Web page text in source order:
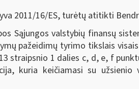
2011/16/ES, turėtų atitikti
Sąjungos valstybių finansų
pažeidimų tyrimo tikslais
straipsnio 1 dalies c, d, e, f
kuria keičiamasi su užsienio